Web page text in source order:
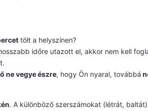
tölt a helyszínen?
időre utazott el, akkor nem kell
ne vegye észre, hogy Ön nyaral, továbbá
. A különböző szerszámokat (létrát,